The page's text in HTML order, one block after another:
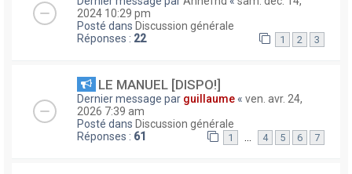
2024 10:29 pm
Posté dans Discussion générale
Réponses : 22 1 2 3
LE MANUEL [DISPO!]
Dernier message par guillaume « ven. avr. 24,
2026 7:39 am
Posté dans Discussion générale
Réponses : 61 1 … 4 5 6 7